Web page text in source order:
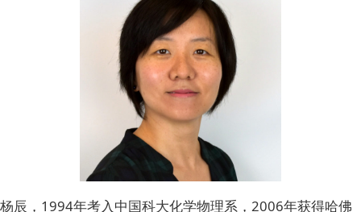
杨辰，1994年考入中国科大化学物理系，2006年获得哈佛